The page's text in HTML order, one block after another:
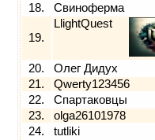
18. Свиноферма
19.
LlightQuest
20. Олег Дидух
21. Qwerty123456
22. Спартаковцы
23. olga26101978
24. tutliki